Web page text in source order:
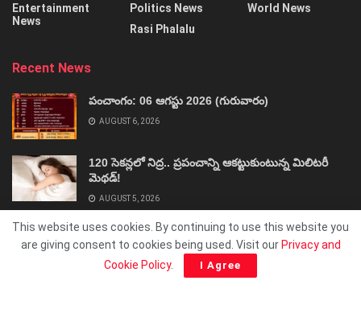
Entertainment
News
Politics News
Rasi Phalalu
World News
Recent News
పంచాంగం: 06 ఆగస్టు 2026 (గురువారం)
AUGUST 6, 2026
120 సెకన్లలో నిద్ర.. ప్రపంచాన్ని ఆకట్టుకుంటున్న మిలిటరీ
మెథడ్!
AUGUST 5, 2026
This website uses cookies. By continuing to use this website you
are giving consent to cookies being used. Visit our Privacy and
Cookie Policy. I Agree